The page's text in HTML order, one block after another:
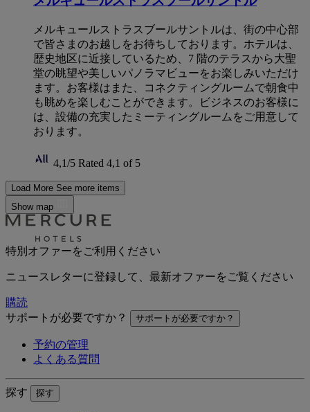
メルキュールストラスブールサントルは、街の中心部
で皆さまのお越しをお待ちしております。ホテルは、
歴史地区に近接しているため、7 階のテラスから大聖
堂の眺望や美しいパノラマビューをお楽しみいただけ
ます。お客様はまた、コネクティングルームで朝食中
も眺めを楽しむことができます。ビジネスのお客様に
は、設備の充実したミーティングルームをご用意して
おります。
4,1/5 Rated 4,1 of 5
Load More See more items
Show map
特別オファーをご利用ください
ニュースレターに登録して、最新オファーをご覧ください
購読
サポートが必要ですか？
サポートが必要ですか？
予約の管理
よくある質問
探す 探す